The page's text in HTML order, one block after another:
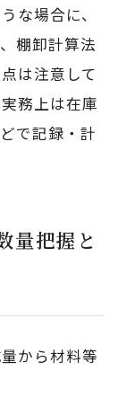
な場合に、
棚卸計算法
は注意して
務上は在庫
で記録・計
量把握と
から材料等